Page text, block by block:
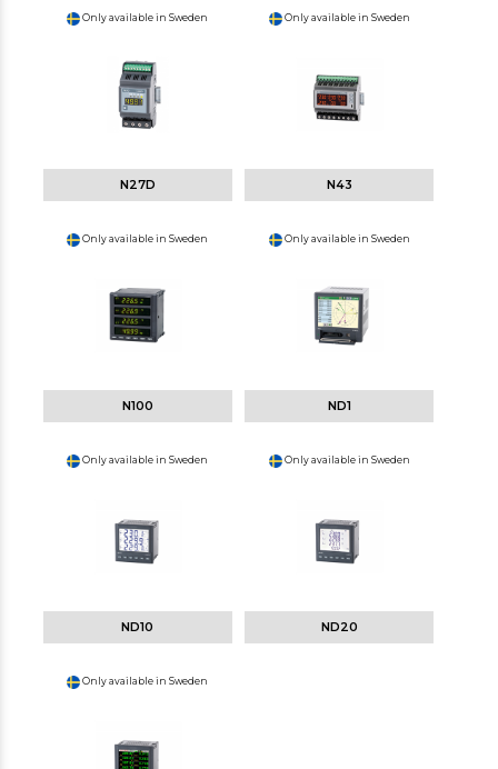
N27D
Only available in Sweden
N43
Only available in Sweden
N100
Only available in Sweden
ND1
Only available in Sweden
ND10
Only available in Sweden
ND20
Only available in Sweden
Only available in Sweden